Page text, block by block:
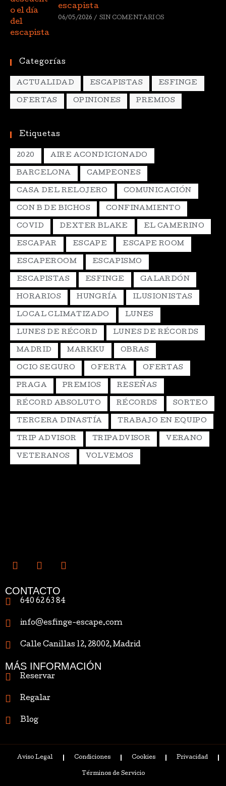
escapista
06/05/2026 / SIN COMENTARIOS
Categorías
ACTUALIDAD ESCAPISTAS ESFINGE
OFERTAS OPINIONES PREMIOS
Etiquetas
2020 AIRE ACONDICIONADO
BARCELONA CAMPEONES
CASA DEL RELOJERO COMUNICACIÓN
CON B DE BICHOS CONFINAMIENTO
COVID DEXTER BLAKE EL CAMERINO
ESCAPAR ESCAPE ESCAPE ROOM
ESCAPEROOM ESCAPISMO
ESCAPISTAS ESFINGE GALARDÓN
HORARIOS HUNGRÍA ILUSIONISTAS
LOCAL CLIMATIZADO LUNES
LUNES DE RÉCORD LUNES DE RÉCORDS
MADRID MARKKU OBRAS
OCIO SEGURO OFERTA OFERTAS
PRAGA PREMIOS RESEÑAS
RÉCORD ABSOLUTO RÉCORDS SORTEO
TERCERA DINASTÍA TRABAJO EN EQUIPO
TRIP ADVISOR TRIPADVISOR VERANO
VETERANOS VOLVEMOS
CONTACTO
640 62 63 84
info@esfinge-escape.com
Calle Canillas 12, 28002, Madrid
MÁS INFORMACIÓN
Reservar
Regalar
Blog
Aviso Legal Condiciones Cookies Privacidad
Términos de Servicio